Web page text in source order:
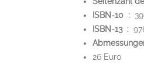
ISBN-10 ‏ : ‎
ISBN-13 ‏ : ‎
26 Euro